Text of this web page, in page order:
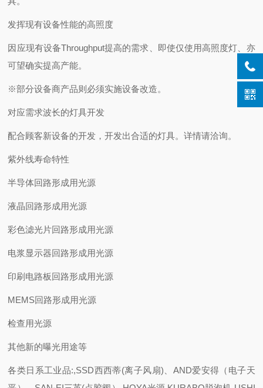
发挥现有设备性能的高照度
因应现有设备Throughput提高的需求、即使仅使用高照度灯、亦
可望确实提高产能。
※部分设备商产品则必须实施设备改造。
对应需求波长的灯具开发
配合顾客新设备的开发，开发出合适的灯具。详情请洽询。
紫外线寿命特性
半导体回路形成用光源
液晶回路形成用光源
彩色滤光片回路形成用光源
电浆显示器回路形成用光源
印刷电路板回路形成用光源
MEMS回路形成用光源
检查用光源
其他新的曝光用途等
各类日系工业品:,SSD西西蒂(离子风扇)、AND爱安得（电子天